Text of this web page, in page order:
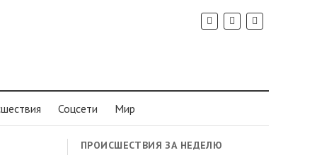
Соцсети Мир
ПРОИСШЕСТВИЯ ЗА НЕДЕЛЮ